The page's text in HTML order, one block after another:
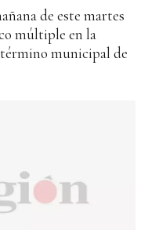
de este martes
múltiple en la
municipal de